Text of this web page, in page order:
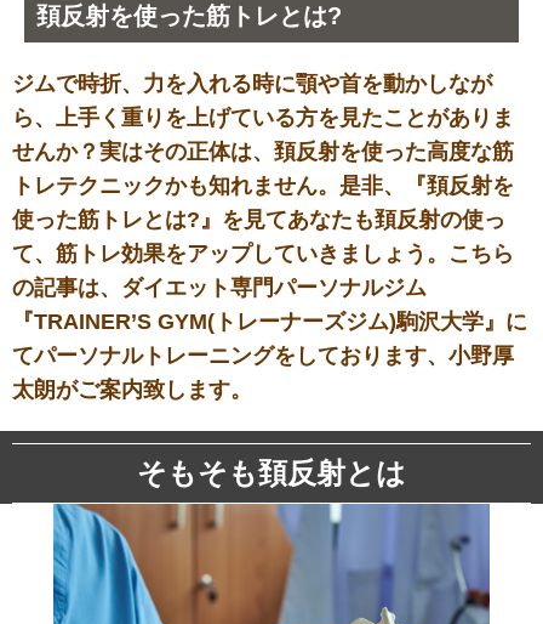
頚反射を使った筋トレとは?
ジムで時折、力を入れる時に顎や首を動かしなが
ら、上手く重りを上げている方を見たことがありま
せんか？実はその正体は、頚反射を使った高度な筋
トレテクニックかも知れません。是非、『頚反射を
使った筋トレとは?』を見てあなたも頚反射の使っ
て、筋トレ効果をアップしていきましょう。こちら
の記事は、ダイエット専門パーソナルジム
『TRAINER’S GYM(トレーナーズジム)駒沢大学』に
てパーソナルトレーニングをしております、小野厚
太朗がご案内致します。
そもそも頚反射とは